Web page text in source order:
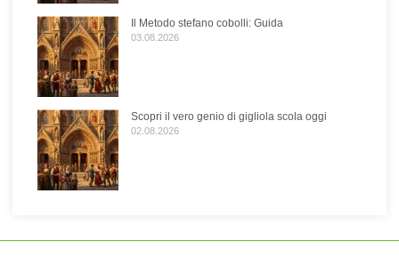
Il Metodo stefano cobolli: Guida
03.08.2026
Scopri il vero genio di gigliola scola oggi
02.08.2026